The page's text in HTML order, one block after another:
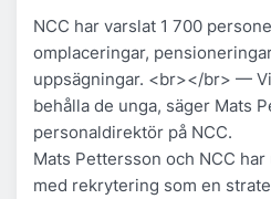
NCC har varslat 1 700
omplaceringar,
uppsägningar. <br></br> —
behålla de unga, säger Mats
personaldirektör på NCC.
Mats Pettersson och NCC
med rekrytering som en